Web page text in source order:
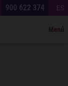
900 622 374 ES
Menú